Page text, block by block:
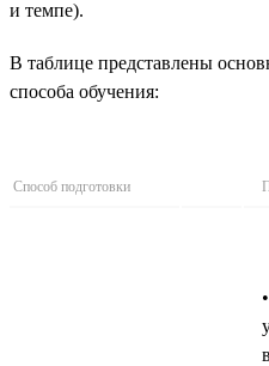
и темпе).
В таблице представлены
способа обучения:
Способ подготовки